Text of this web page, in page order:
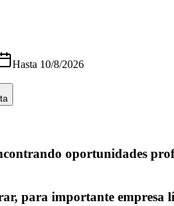
Hasta 10/8/2026
oportunidades
para importante empresa